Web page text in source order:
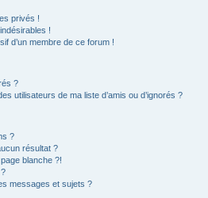
privés !
!
d’un membre de ce forum !
?
utilisateurs de ma liste d’amis ou d’ignorés ?
?
résultat ?
blanche ?!
messages et sujets ?